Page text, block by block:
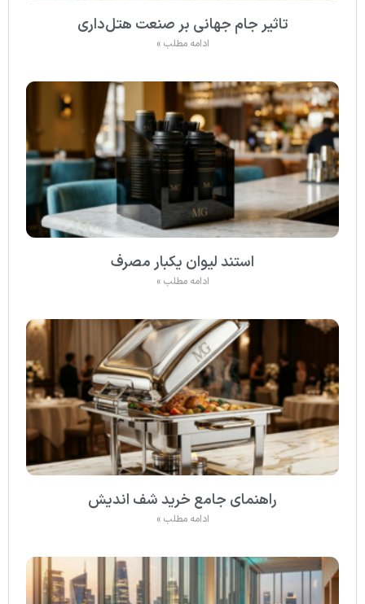
تاثیر جام جهانی بر صنعت هتل‌داری
ادامه مطلب »
استند لیوان یکبار مصرف
ادامه مطلب »
راهنمای جامع خرید شف اندیش
ادامه مطلب »